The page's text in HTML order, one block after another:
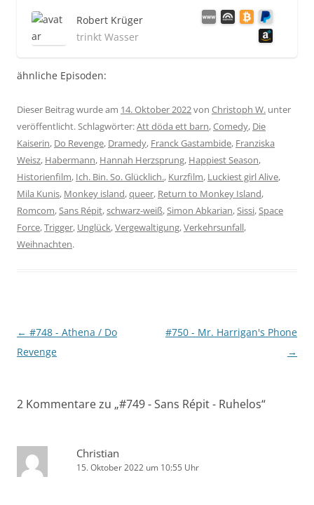
Robert Krüger
trinkt Wasser
ähnliche Episoden:
Dieser Beitrag wurde am 14. Oktober 2022von Christoph W. unter
veröffentlicht. Schlagwörter:Att döda ett barn,Comedy, Die
Kaiserin, Do Revenge, Dramedy, Franck Gastambide, Franziska
Weisz, Habermann, Hannah Herzsprung, Happiest Season,
Historienfilm, Ich. Bin. So. Glücklich., Kurzfilm, Luckiest girl Alive,
Mila Kunis, Monkey island,queer, Return to Monkey Island,
Romcom, Sans Répit,schwarz-weiß, Simon Abkarian, Sissi, Space
Force,Trigger, Unglück,Vergewaltigung,Verkehrsunfall,
Weihnachten.
Beitragsnavigation
← #748 - Athena / Do
Revenge
#750 - Mr. Harrigan's Phone
→
2 Kommentare zu „#749 - Sans Répit - Ruhelos“
Christian
15. Oktober 2022 um 10:55 Uhr